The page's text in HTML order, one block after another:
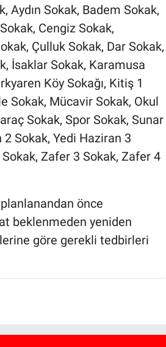
Aydın Sokak, Badem Sokak,
Cengiz Sokak,
Çulluk Sokak, Dar Sokak,
İsaklar Sokak, Karamusa
Köy Sokağı, Kitiş 1
Sokak, Mücavir Sokak, Okul
Sokak, Spor Sokak, Sunar
Sokak, Yedi Haziran 3
Zafer 3 Sokak, Zafer 4
planlanandan önce
beklenmeden yeniden
göre gerekli tedbirleri